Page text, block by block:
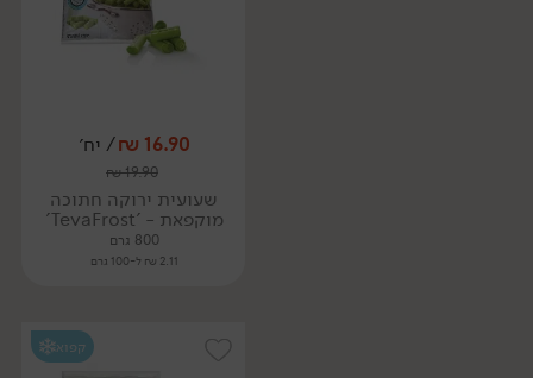
16.90
₪/ יח׳
19.90
₪
שעועית ירוקה חתוכה
מוקפאת - 'TevaFrost'
800 גרם
2.11 ₪ ל-100 גרם
קפוא